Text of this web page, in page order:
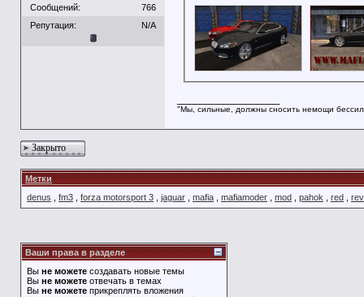
Сообщений:
766
Репутация:
N/A
"Мы, сильные, должны сносить немощи
Закрыто
Метки
denus
fm3 forza motorsport 3 jaguar mafia mafiamoder mod pahok red
Ваши права в разделе
Вы не можете создавать новые темы
Вы не можете отвечать в темах
Вы не можете прикреплять вложения